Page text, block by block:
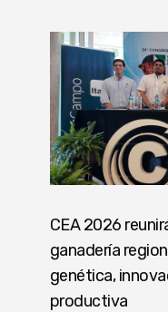
CEA 2026
ganadería
genética,
productiva